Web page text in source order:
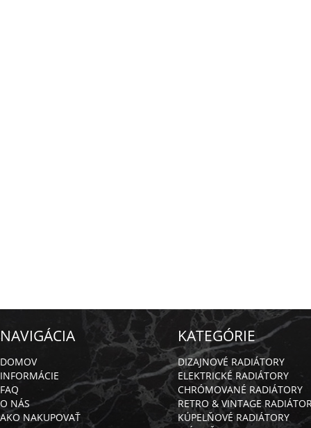
NAVIGÁCIA
DOMOV
INFORMÁCIE
FAQ
O NÁS
AKO NAKUPOVAŤ
KATEGÓRIE
DIZAJNOVÉ RADIÁTORY
ELEKTRICKÉ RADIÁTORY
CHRÓMOVANÉ RADIÁTORY
RETRO & VINTAGE
KÚPELŇOVÉ RADIÁTORY